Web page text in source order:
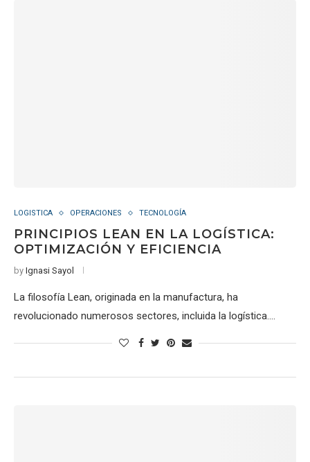
LOGISTICA OPERACIONES TECNOLOGÍA
PRINCIPIOS LEAN EN LA LOGÍSTICA:
OPTIMIZACIÓN Y EFICIENCIA
by Ignasi Sayol
La filosofía Lean, originada en la manufactura, ha
revolucionado numerosos sectores, incluida la logística.…